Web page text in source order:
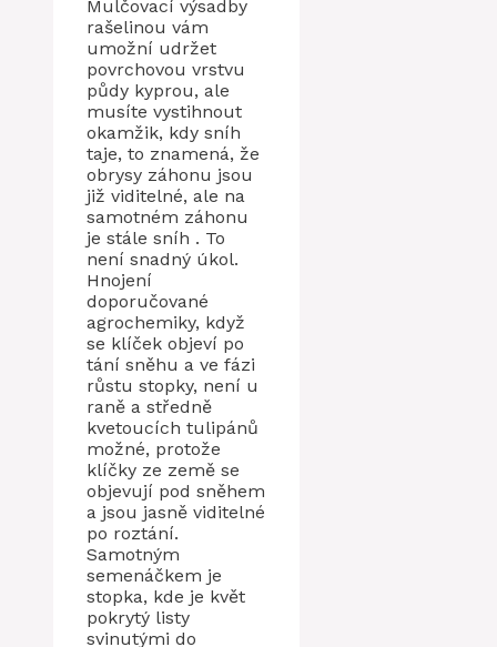
Mulčovací výsadby
rašelinou vám
umožní udržet
povrchovou vrstvu
půdy kyprou, ale
musíte vystihnout
okamžik, kdy sníh
taje, to znamená, že
obrysy záhonu jsou
již viditelné, ale na
samotném záhonu
je stále sníh . To
není snadný úkol.
Hnojení
doporučované
agrochemiky, když
se klíček objeví po
tání sněhu a ve fázi
růstu stopky, není u
raně a středně
kvetoucích tulipánů
možné, protože
klíčky ze země se
objevují pod sněhem
a jsou jasně viditelné
po roztání.
Samotným
semenáčkem je
stopka, kde je květ
pokrytý listy
svinutými do